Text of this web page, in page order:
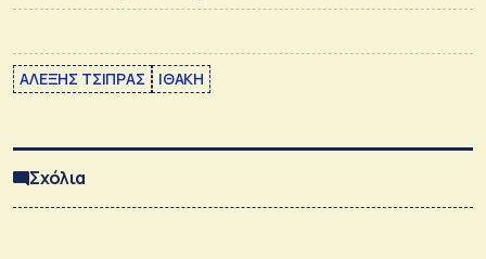
ΑΛΕΞΗΣ ΤΣΙΠΡΑΣ ΙΘΑΚΗ
Σχόλια